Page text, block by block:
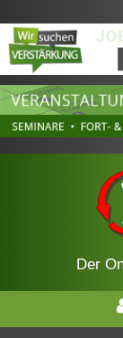
Der